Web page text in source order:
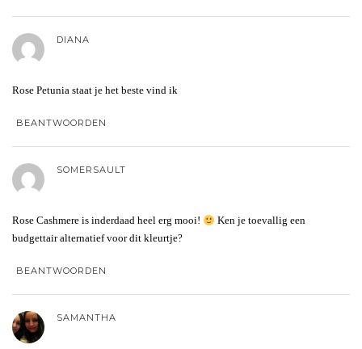
DIANA
Rose Petunia staat je het beste vind ik
BEANTWOORDEN
SOMERSAULT
Rose Cashmere is inderdaad heel erg mooi!
Ken je toevallig een
budgettair alternatief voor dit kleurtje?
BEANTWOORDEN
SAMANTHA